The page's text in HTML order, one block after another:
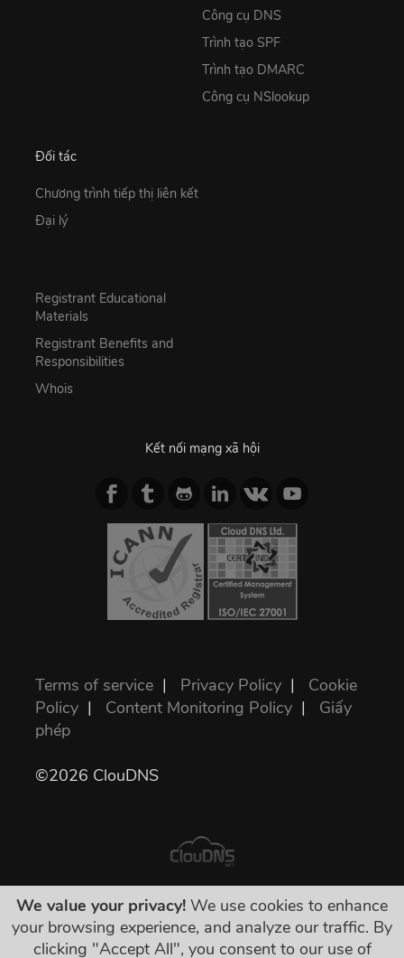
Công cụ DNS
Trình tạo SPF
Trình tạo DMARC
Công cụ NSlookup
Đối tác
Chương trình tiếp thị liên kết
Đại lý
Registrant Educational
Materials
Registrant Benefits and
Responsibilities
Whois
Kết nối mạng xã hội
Terms of service | Privacy Policy | Cookie
Policy | Content Monitoring Policy | Giấy
phép
©2026 ClouDNS
Giá của chúng tôi là giá thanh toán đã bao
gồm thuế. Không có bất kỳ khoản phụ thu nào
We value your privacy! We use cookies to enhance
your browsing experience, and analyze our traffic. By
clicking "Accept All", you consent to our use of